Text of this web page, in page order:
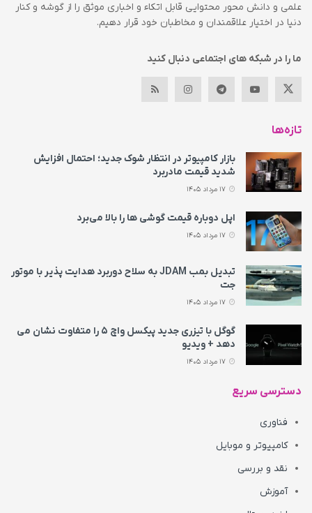
علمی و دانش محور محتوایی قابل اتکاء و اخباری موثق را از گوشه و کنار
دنیا در اختیار علاقمندان و مخاطبان خود قرار دهیم.
ما را در شبکه های اجتماعی دنبال کنید
تازه‌ها
بازار کامپیوتر در انتظار شوک جدید؛ احتمال افزایش
شدید قیمت مادربرد
اپل دوباره قیمت‌ گوشی ها را بالا می‌برد
تبدیل بمب JDAM به سلاح دوربرد هدایت پذیر با موتور
جت
گوگل با تیزری جدید پیکسل واچ ۵ را متفاوت نشان می‌
دهد + ویدیو
دسترسی سریع
فناوری
کامپیوتر و موبایل
نقد و بررسی
آموزش